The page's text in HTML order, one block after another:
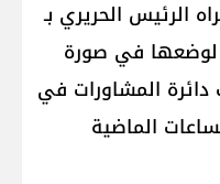
الرئيس الحريري بـ
لوضعها في صورة
دائرة المشاورات في
الماضية